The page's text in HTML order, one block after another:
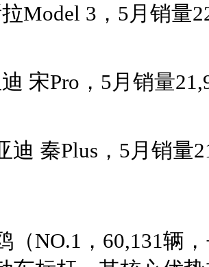
Model 3，5月销量
宋Pro，5月销量
迪 秦Plus，5月销量
（NO.1，60,131辆